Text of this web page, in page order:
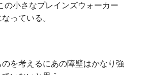
の小さなプレインズウォーカー
っている。
を考えるにあの障壁はかなり強